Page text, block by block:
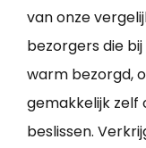
van onze
bezorgers die
warm bezorgd,
gemakkelijk zelf
beslissen.